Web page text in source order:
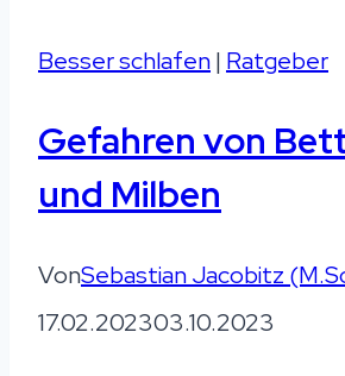
Besser schlafen| Ratgeber
Gefahren von
und Milben
VonSebastian Jacobitz
17.02.202303.10.2023